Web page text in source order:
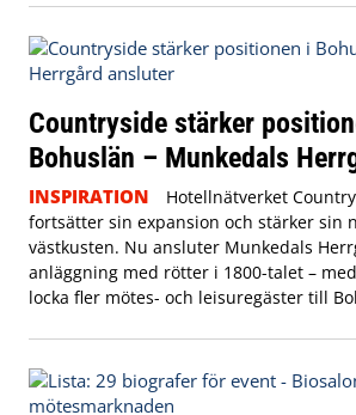
Countryside stärker
Bohuslän – Munkedals
INSPIRATION
Hotellnätverket
fortsätter sin expansion och stärker sin
västkusten. Nu ansluter Munkedals
anläggning med rötter i 1800-talet –
locka fler mötes- och leisuregäster till